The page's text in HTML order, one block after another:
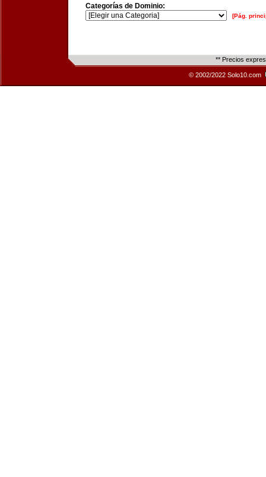
Categorías de Dominio:
[Pág.
** Precios
© 2002/2022 Solo10.com